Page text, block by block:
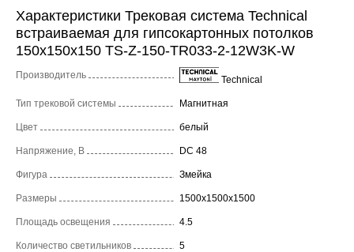
Характеристики Трековая система Technical
встраиваемая для гипсокартонных потолков
150x150x150 TS-Z-150-TR033-2-12W3K-W
Производитель Technical
Тип трековой системы Магнитная
Цвет белый
Напряжение, В DC 48
Фигура Змейка
Размеры 1500x1500x1500
Площадь освещения 4.5
Количество светильников 5